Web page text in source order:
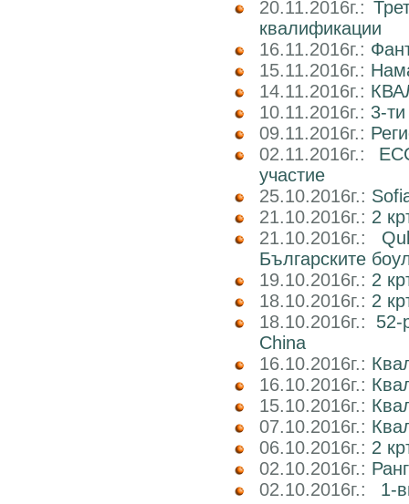
20.11.2016г.:
квалификации
16.11.2016г.:
15.11.2016г.:
14.11.2016г.:
10.11.2016г.: 3-
09.11.2016г.:
02.11.2016г.:
участие
25.10.2016г.:
21.10.2016г.: 2
21.10.2016г.:
Българските
19.10.2016г.: 2
18.10.2016г.: 2
18.10.2016г.: 52-
China
16.10.2016г.:
16.10.2016г.:
15.10.2016г.:
07.10.2016г.:
06.10.2016г.: 2
02.10.2016г.:
02.10.2016г.: 1-